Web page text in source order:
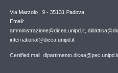
Via Marzolo , 9 - 35131 Padova
Email:
amministrazione@dicea.unipd.it,
international@dicea.unipd.it
Certified mail: dipartimento.dicea@pec.unipd.it